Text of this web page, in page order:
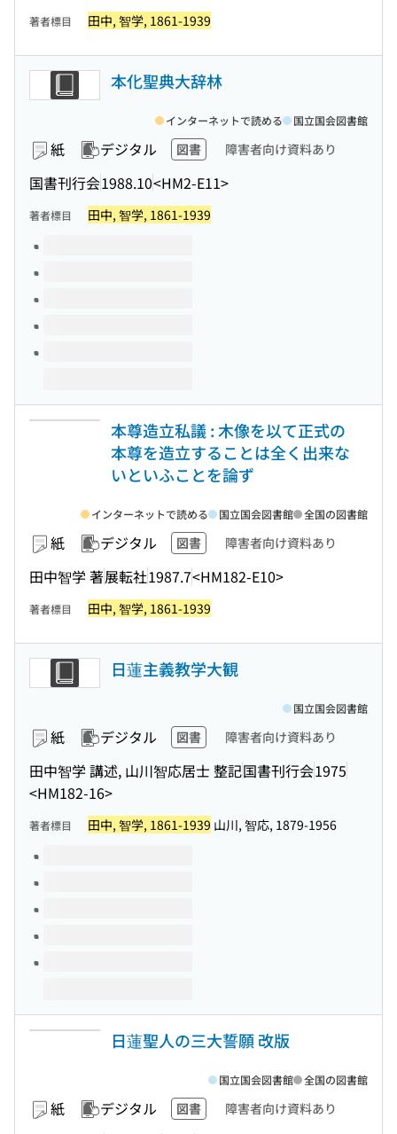
著者標目 田中, 智学, 1861-1939
本化聖典大辞林
紙 デジタル 図書 障害者向け資料あり
国書刊行会1988.10<HM2-E11>
インターネットで読める 国立国会図書館
著者標目 田中, 智学, 1861-1939
このタイトルの巻号
本尊造立私議 : 木像を以て正式の
本尊を造立することは全く出来な
いといふことを論ず
紙 デジタル 図書 障害者向け資料あり
田中智学 著展転社1987.7<HM182-E10>
インターネットで読める 国立国会図書館 全国の図書館
著者標目 田中, 智学, 1861-1939
日蓮主義教学大観
紙 デジタル 図書 障害者向け資料あり
田中智学 講述, 山川智応居士 整記国書刊行会1975
<HM182-16>
国立国会図書館
著者標目 田中, 智学, 1861-1939 山川, 智応, 1879-1956
このタイトルの巻号
日蓮聖人の三大誓願 改版
紙 デジタル 図書 障害者向け資料あり
国立国会図書館 全国の図書館